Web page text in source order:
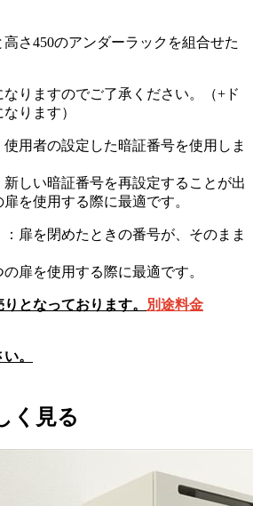
さ450のアンダーラックを組合せた
りますのでご了承ください。（+ド
ります）
使用者の設定した暗証番号を使用しま
しい暗証番号を再設定することが出
を使用する際に最適です。
：扉を閉めたときの番号が、そのまま
扉を使用する際に最適です。
となっております。
別途料金
。
く見る